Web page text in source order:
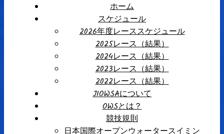
ホーム
スケジュール
2026年度レーススケジュール
2025レース（結果）
2024レース（結果）
2023レース（結果）
2022レース（結果）
JIOWSAについて
OWSとは？
競技規則
日本国際オープンウォータースイミン